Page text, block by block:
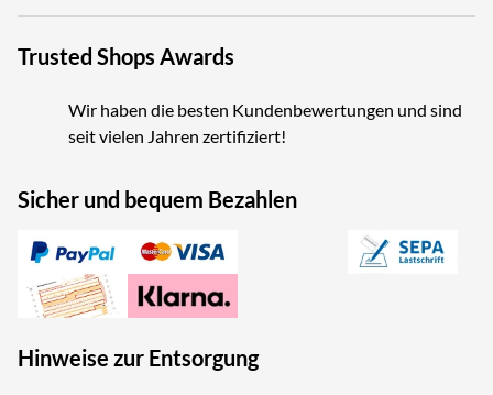
Trusted Shops Awards
Wir haben die besten Kundenbewertungen und sind
seit vielen Jahren zertifiziert!
Sicher und bequem Bezahlen
Hinweise zur Entsorgung